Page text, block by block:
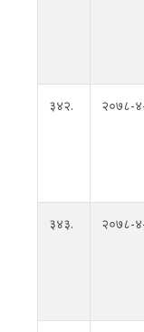
३४२. २०७८-
३४३. २०७८-